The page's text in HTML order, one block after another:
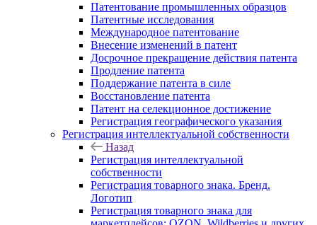
Патентование промышленных образцов
Патентные исследования
Международное патентование
Внесение изменений в патент
Досрочное прекращение действия патента
Продление патента
Поддержание патента в силе
Восстановление патента
Патент на селекционное достижение
Регистрация географического указания
Регистрация интеллектуальной собственности
Назад
Регистрация интеллектуальной
собственности
Регистрация товарного знака. Бренд.
Логотип
Регистрация товарного знака для